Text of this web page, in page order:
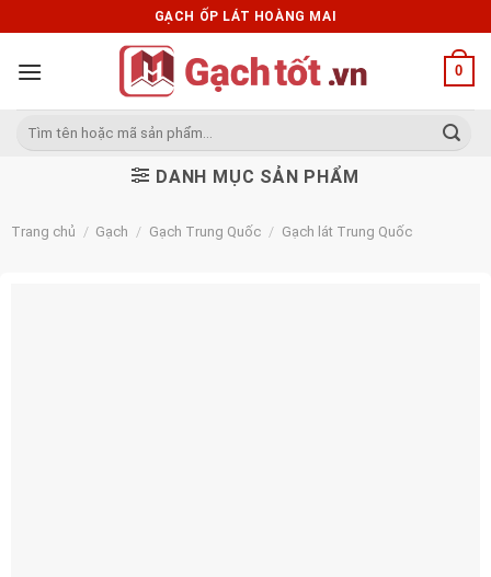
to
content
GẠCH ỐP LÁT HOÀNG MAI
0
Tìm
DANH MỤC SẢN PHẨM
Trang chủ / Gạch / Gạch Trung Quốc / Gạch lát Trung Quốc